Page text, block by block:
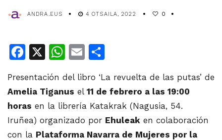
ANDRA.EUS 4 OTSAILA, 2022 0
Facebook
X WhatsApp
Email
Presentación del libro ‘La revuelta de las putas’ de
Amelia Tiganus el 11 de febrero a las 19:00
horas en la librería Katakrak (Nagusia, 54.
Iruñea) organizado por Ehuleak en colaboración
con la Plataforma Navarra de Mujeres por la